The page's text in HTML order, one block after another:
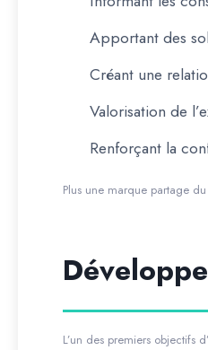
Apportant des
Créant une
Valorisation de
Renforçant la
Plus une marque partage
L’un des premiers objectifs